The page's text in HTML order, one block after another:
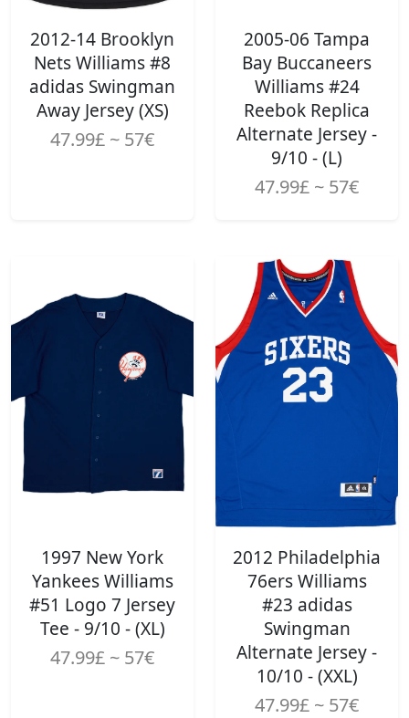
2012-14 Brooklyn
Nets Williams #8
adidas Swingman
Away Jersey (XS)
47.99£ ~ 57€
2005-06 Tampa
Bay Buccaneers
Williams #24
Reebok Replica
Alternate Jersey -
9/10 - (L)
47.99£ ~ 57€
1997 New York
Yankees Williams
#51 Logo 7 Jersey
Tee - 9/10 - (XL)
47.99£ ~ 57€
2012 Philadelphia
76ers Williams
#23 adidas
Swingman
Alternate Jersey -
10/10 - (XXL)
47.99£ ~ 57€